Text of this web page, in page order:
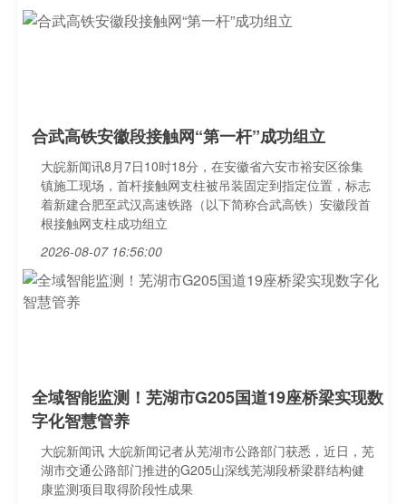
合武高铁安徽段接触网“第一杆”成功组立
大皖新闻讯8月7日10时18分，在安徽省六安市裕安区徐集
镇施工现场，首杆接触网支柱被吊装固定到指定位置，标志
着新建合肥至武汉高速铁路（以下简称合武高铁）安徽段首
根接触网支柱成功组立
2026-08-07 16:56:00
全域智能监测！芜湖市G205国道19座桥梁实现数
字化智慧管养
大皖新闻讯 大皖新闻记者从芜湖市公路部门获悉，近日，芜
湖市交通公路部门推进的G205山深线芜湖段桥梁群结构健
康监测项目取得阶段性成果